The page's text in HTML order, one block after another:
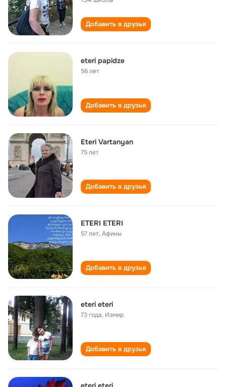
Добавить в друзья
eteri papidze
56 лет
Добавить в друзья
Eteri Vartanyan
75 лет
Добавить в друзья
ETERI ETERI
57 лет,Афины
Добавить в друзья
eteri eteri
73 года, Измир
Добавить в друзья